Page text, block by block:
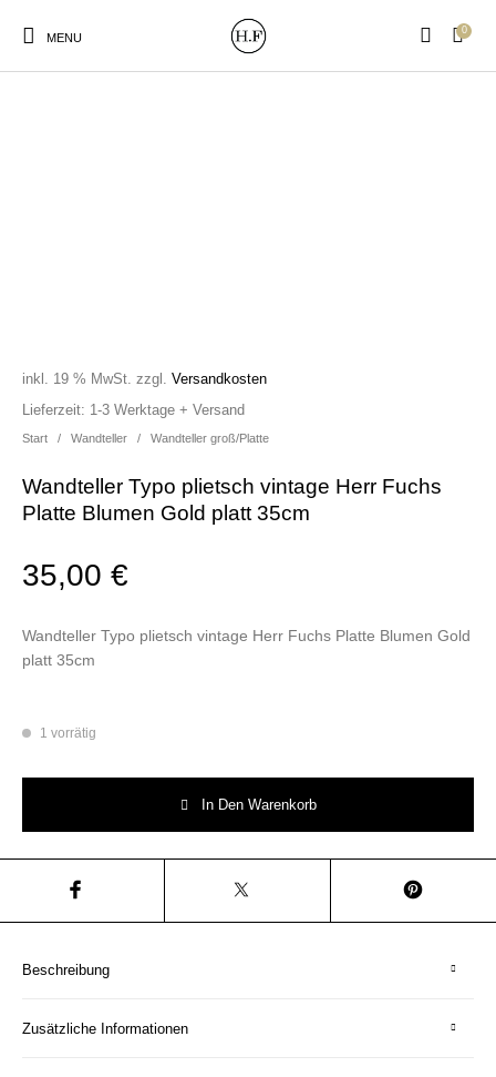
MENU
0
Poster&Notizbücher
für den Kopf
Start / Wandteller / Wandteller groß/Platte
Wandteller Typo plietsch vintage Herr Fuchs
Platte Blumen Gold platt 35cm
35,00€
inkl. 19 % MwSt. zzgl.Versandkosten
Wandteller Typo plietsch vintage Herr Fuchs Platte Blumen Gold
platt 35cm
Lieferzeit: 1-3 Werktage + Versand
1 vorrätig
In Den Warenkorb
Beschreibung
Zusätzliche Informationen